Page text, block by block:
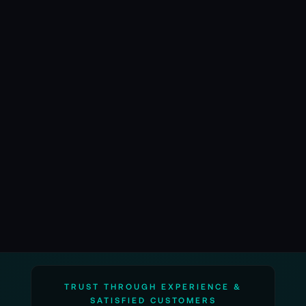
EcoFlow Delta 2 Max
Die beste 2kWh Powerstation mit noch mehr
TRUST THROUGH EXPERIENCE &
SATISFIED CUSTOMERS